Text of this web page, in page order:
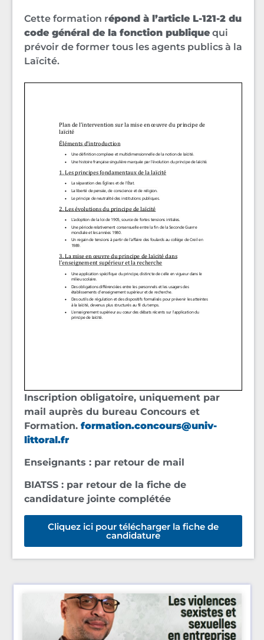
Cette formation répond à l’article L-121-2 du
code général de la fonction publique qui
prévoir de former tous les agents publics à la
Laïcité.
Inscription obligatoire, uniquement par
mail auprès du bureau Concours et
Formation. formation.concours@univ-
littoral.fr
Enseignants : par retour de mail
BIATSS : par retour de la fiche de
candidature jointe complétée
Cliquez ici pour télécharger la fiche de
candidature